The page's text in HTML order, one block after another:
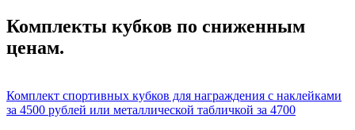
Комплекты кубков по сниженным
ценам.
Комплект спортивных кубков для награждения с наклейками
за 4500 рублей или металлической табличкой за 4700